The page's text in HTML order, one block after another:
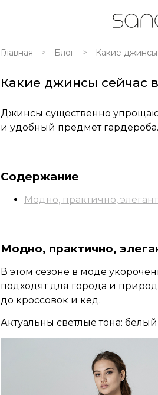
Главная Блог Какие
Какие джинсы сейчас
Джинсы существенно
и удобный предмет гардероба.
Содержание
Модно, практично,
Модно, практично,
В этом сезоне в моде
подходят для города и
до кроссовок и кед.
Актуальны светлые тона: